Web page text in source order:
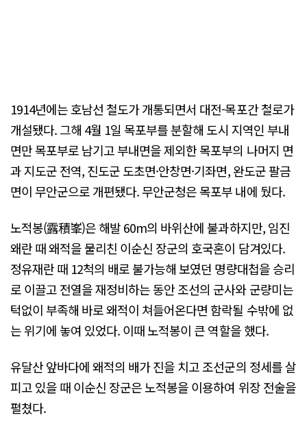
1914년에는 호남선 철도가 개통되면서 대전-목포간 철로가
개설됐다. 그해 4월 1일 목포부를 분할해 도시 지역인 부내
면만 목포부로 남기고 부내면을 제외한 목포부의 나머지 면
과 지도군 전역, 진도군 도초면·안창면·기좌면, 완도군 팔금
면이 무안군으로 개편됐다. 무안군청은 목포부 내에 뒀다.
노적봉(露積峯)은 해발 60m의 바위산에 불과하지만, 임진
왜란 때 왜적을 물리친 이순신 장군의 호국혼이 담겨있다.
정유재란 때 12척의 배로 불가능해 보였던 명량대첩을 승리
로 이끌고 전열을 재정비하는 동안 조선의 군사와 군량미는
턱없이 부족해 바로 왜적이 쳐들어온다면 함락될 수밖에 없
는 위기에 놓여 있었다. 이때 노적봉이 큰 역할을 했다.
유달산 앞바다에 왜적의 배가 진을 치고 조선군의 정세를 살
피고 있을 때 이순신 장군은 노적봉을 이용하여 위장 전술을
펼쳤다.